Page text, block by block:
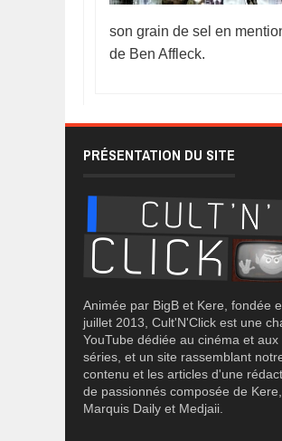
son grain de sel en
de Ben Affleck.
PRÉSENTATION DU SITE
Animée par BigB et Kere, fondée
juillet 2013, Cult'N'Click est une
YouTube dédiée au cinéma et aux
séries, et un site rassemblant
contenu et les articles d'une
de passionnés composée de Kere,
Marquis Daily et Medjaii.